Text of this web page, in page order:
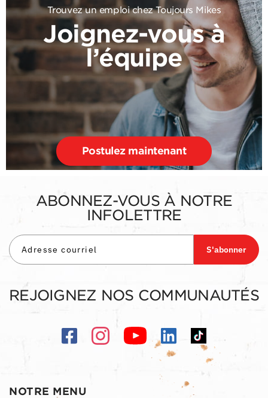
Trouvez un emploi chez Toujours Mikes
Joignez-vous à
l’équipe
Postulez maintenant
NOTRE MENU
ABONNEZ-VOUS À NOTRE
INFOLETTRE
S'abonner
REJOIGNEZ NOS COMMUNAUTÉS